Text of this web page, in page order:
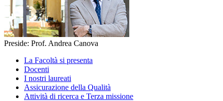
Preside: Prof. Andrea Canova
La Facoltà si presenta
Docenti
I nostri laureati
Assicurazione della Qualità
Attività di ricerca e Terza missione